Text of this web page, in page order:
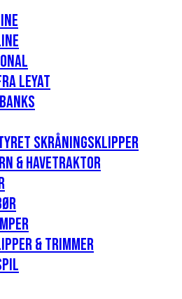
Leyat
skråningsklipper
& havetraktor
& Trimmer